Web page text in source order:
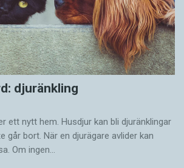
djuränkling
ett nytt hem. Husdjur kan bli djuränklingar
går bort. När en djurägare avlider kan
Om ingen…